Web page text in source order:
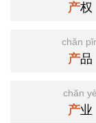
产权
chǎn
产品
chǎn yè
产业